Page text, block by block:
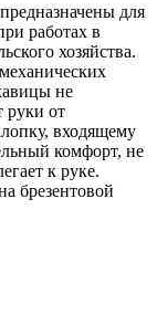
для
работах в
хозяйства.
не
от
входящему
комфорт, не
к руке.
брезентовой